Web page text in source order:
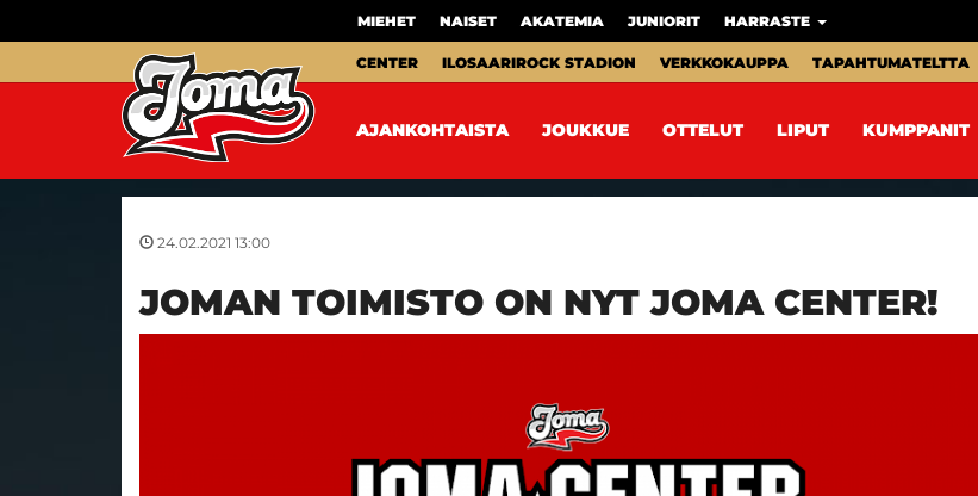
MIEHET NAISET AKATEMIA JUNIORIT HARRASTE
CENTER ILOSAARIROCK STADION VERKKOKAUPPA TAPAHTUMATELTTA
AJANKOHTAISTA JOUKKUE OTTELUT LIPUT KUMPPANIT
24.02.2021 13:00
JOMAN TOIMISTO ON NYT JOMA CENTER!